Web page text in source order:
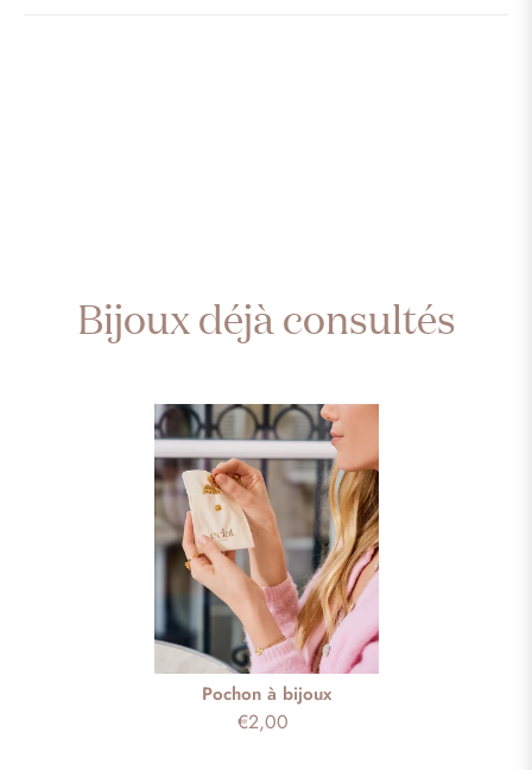
Bijoux déjà consultés
Pochon à bijoux
€2,00